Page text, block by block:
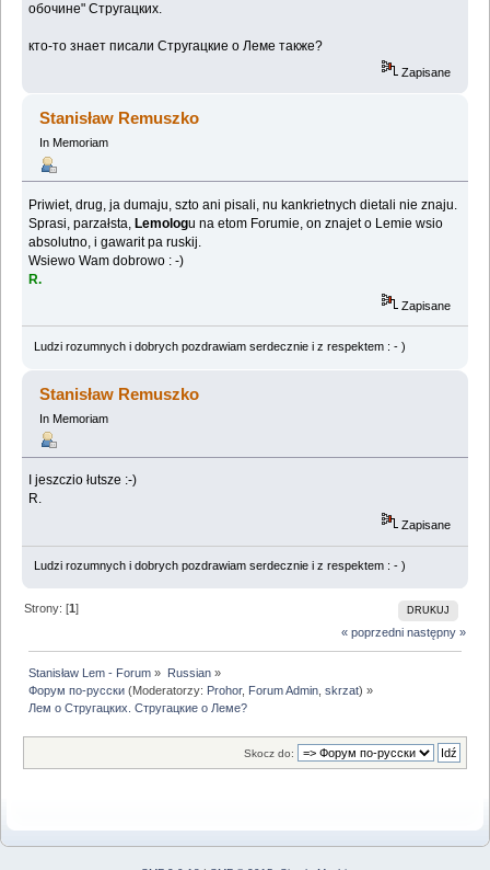
обочине" Стругацких.
кто-то знает писали Стругацкие о Леме также?
Zapisane
Stanisław Remuszko
In Memoriam
Priwiet, drug, ja dumaju, szto ani pisali, nu kankrietnych dietali nie znaju.
Sprasi, parzałsta,Lemologu na etom Forumie, on znajet o Lemie wsio
absolutno, i gawarit pa ruskij.
Wsiewo Wam dobrowo : -)
R.
Zapisane
Ludzi rozumnych i dobrych pozdrawiam serdecznie i z respektem : - )
Stanisław Remuszko
In Memoriam
I jeszczio łutsze :-)
R.
Zapisane
Ludzi rozumnych i dobrych pozdrawiam serdecznie i z respektem : - )
DRUKUJ
Strony: [1]
« poprzedni następny »
Stanisław Lem - Forum » Russian»
Форум по-русски (Moderatorzy: Prohor, Forum Admin ,skrzat) »
Лем о Стругацких. Стругацкие о Леме?
Skocz do: